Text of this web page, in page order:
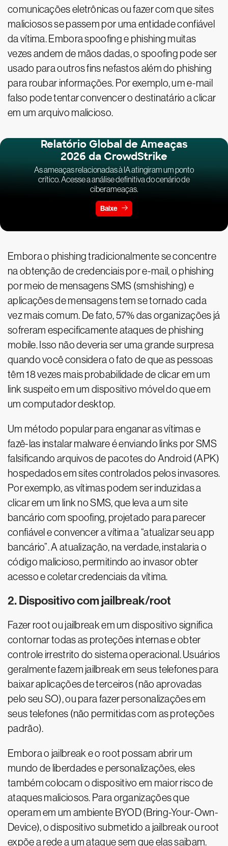
comunicações eletrônicas ou fazer com que sites
maliciosos se passem por uma entidade confiável
da vítima. Embora spoofing e phishing muitas
vezes andem de mãos dadas, o spoofing pode ser
usado para outros fins nefastos além do phishing
para roubar informações. Por exemplo, um e-mail
falso pode tentar convencer o destinatário a clicar
em um arquivo malicioso.
Relatório Global de Ameaças
2026 da CrowdStrike
As ameaças relacionadas à IA atingiram um ponto
crítico. Acesse a análise definitiva do cenário de
ciberameaças.
Baixe
Embora o phishing tradicionalmente se concentre
na obtenção de credenciais por e-mail, o phishing
por meio de mensagens SMS (smshishing) e
aplicações de mensagens tem se tornado cada
vez mais comum. De fato, 57% das organizações já
sofreram especificamente ataques de phishing
mobile. Isso não deveria ser uma grande surpresa
quando você considera o fato de que as pessoas
têm 18 vezes mais probabilidade de clicar em um
link suspeito em um dispositivo móvel do que em
um computador desktop.
Um método popular para enganar as vítimas e
fazê-las instalar malware é enviando links por SMS
falsificando arquivos de pacotes do Android (APK)
hospedados em sites controlados pelos invasores.
Por exemplo, as vítimas podem ser induzidas a
clicar em um link no SMS, que leva a um site
bancário com spoofing, projetado para parecer
confiável e convencer a vítima a “atualizar seu app
bancário”. A atualização, na verdade, instalaria o
código malicioso, permitindo ao invasor obter
acesso e coletar credenciais da vítima.
2. Dispositivo com jailbreak/root
Fazer root ou jailbreak em um dispositivo significa
contornar todas as proteções internas e obter
controle irrestrito do sistema operacional. Usuários
geralmente fazem jailbreak em seus telefones para
baixar aplicações de terceiros (não aprovadas
pelo seu SO), ou para fazer personalizações em
seus telefones (não permitidas com as proteções
padrão).
Embora o jailbreak e o root possam abrir um
mundo de liberdades e personalizações, eles
também colocam o dispositivo em maior risco de
ataques maliciosos. Para organizações que
operam em um ambiente BYOD (Bring-Your-Own-
Device), o dispositivo submetido a jailbreak ou root
expõe a rede a um ataque sem que elas saibam.